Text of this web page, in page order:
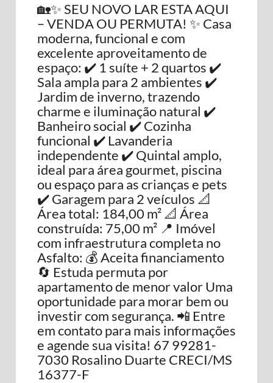
🏡✨ SEU NOVO LAR ESTA AQUI
– VENDA OU PERMUTA! ✨ Casa
moderna, funcional e com
excelente aproveitamento de
espaço: ✔️ 1 suíte + 2 quartos ✔️
Sala ampla para 2 ambientes ✔️
Jardim de inverno, trazendo
charme e iluminação natural ✔️
Banheiro social ✔️ Cozinha
funcional ✔️ Lavanderia
independente ✔️ Quintal amplo,
ideal para área gourmet, piscina
ou espaço para as crianças e pets
✔️ Garagem para 2 veículos 📐
Área total: 184,00 m² 📐 Área
construída: 75,00 m² 📍 Imóvel
com infraestrutura completa no
Asfalto: 💰 Aceita financiamento
🔄 Estuda permuta por
apartamento de menor valor Uma
oportunidade para morar bem ou
investir com segurança. 📲 Entre
em contato para mais informações
e agende sua visita! 67 99281-
7030 Rosalino Duarte CRECI/MS
16377-F